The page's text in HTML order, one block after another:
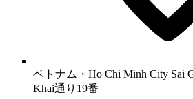
ベトナム・Ho Chi Minh City Sai
Khai通り19番